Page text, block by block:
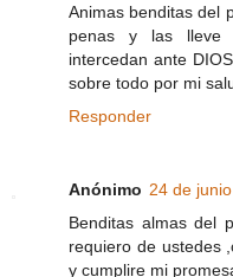
Animas benditas del
penas y las lleve
intercedan ante
sobre todo por mi
Responder
Anónimo 24 de
Benditas almas del
requiero de ustedes
y cumplire mi